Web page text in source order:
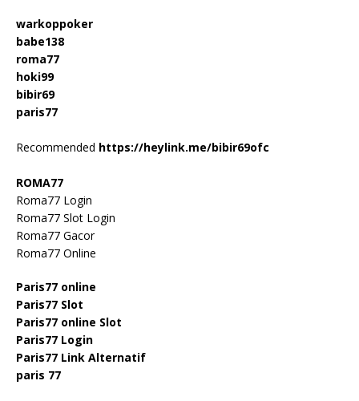
warkoppoker
babe138
roma77
hoki99
bibir69
paris77
Recommended https://heylink.me/bibir69ofc
ROMA77
Roma77 Login
Roma77 Slot Login
Roma77 Gacor
Roma77 Online
Paris77 online
Paris77 Slot
Paris77 online Slot
Paris77 Login
Paris77 Link Alternatif
paris 77